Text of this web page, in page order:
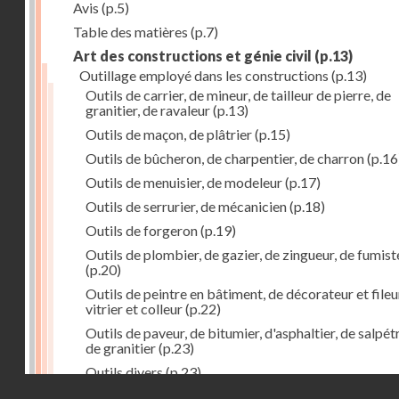
Avis (p.5)
Table des matières (p.7)
Art des constructions et génie civil (p.13)
Outillage employé dans les constructions (p.13)
Outils de carrier, de mineur, de tailleur de pierre, de
granitier, de ravaleur(p.13)
Outils de maçon, de plâtrier(p.15)
Outils de bûcheron, de charpentier, de charron
Outils de menuisier, de modeleur(p.17)
Outils de serrurier, de mécanicien(p.18)
Outils de forgeron(p.19)
Outils de plombier, de gazier, de zingueur, de
(p.20)
Outils de peintre en bâtiment, de décorateur et
vitrier et colleur(p.22)
Outils de paveur, de bitumier, d'asphaltier, de
de granitier(p.23)
Outils divers(p.23)